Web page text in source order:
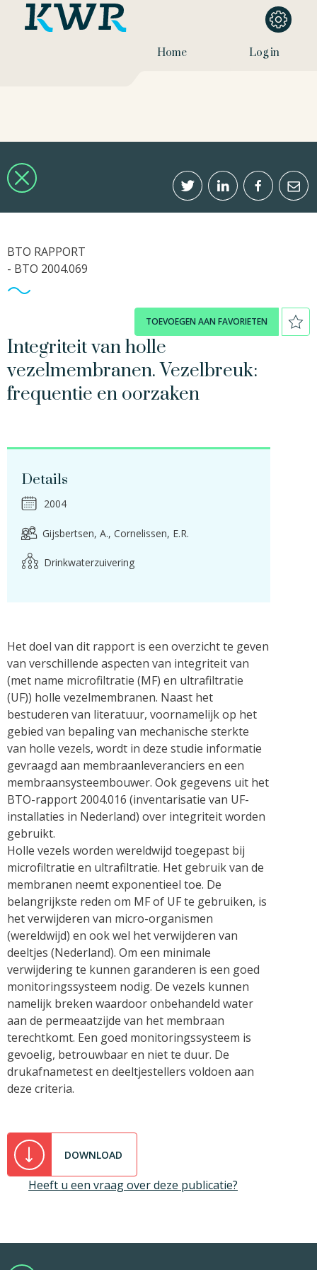
Home Log in
BTO RAPPORT
- BTO 2004.069
TOEVOEGEN AAN FAVORIETEN
Integriteit van holle
vezelmembranen. Vezelbreuk:
frequentie en oorzaken
Details
2004
Gijsbertsen, A. Cornelissen, E.R.
Drinkwaterzuivering
Het doel van dit rapport is een overzicht te geven
van verschillende aspecten van integriteit van
(met name microfiltratie (MF) en ultrafiltratie
(UF)) holle vezelmembranen. Naast het
bestuderen van literatuur, voornamelijk op het
gebied van bepaling van mechanische sterkte
van holle vezels, wordt in deze studie informatie
gevraagd aan membraanleveranciers en een
membraansysteembouwer. Ook gegevens uit het
BTO-rapport 2004.016 (inventarisatie van UF-
installaties in Nederland) over integriteit worden
gebruikt.
Holle vezels worden wereldwijd toegepast bij
microfiltratie en ultrafiltratie. Het gebruik van de
membranen neemt exponentieel toe. De
belangrijkste reden om MF of UF te gebruiken, is
het verwijderen van micro-organismen
(wereldwijd) en ook wel het verwijderen van
deeltjes (Nederland). Om een minimale
verwijdering te kunnen garanderen is een goed
monitoringssysteem nodig. De vezels kunnen
namelijk breken waardoor onbehandeld water
aan de permeaatzijde van het membraan
terechtkomt. Een goed monitoringssysteem is
gevoelig, betrouwbaar en niet te duur. De
drukafnametest en deeltjestellers voldoen aan
deze criteria.
DOWNLOAD
Heeft u een vraag over deze publicatie?